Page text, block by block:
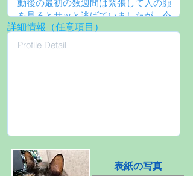
詳細情報（任意項目）
表紙の写真